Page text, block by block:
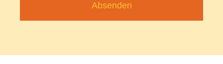
Absenden